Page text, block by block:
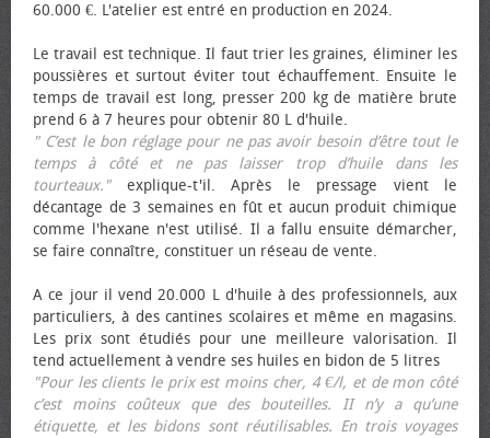
60.000 €. L'atelier est entré en production en 2024.
Le travail est technique. Il faut trier les graines, éliminer les
poussières et surtout éviter tout échauffement. Ensuite le
temps de travail est long, presser 200 kg de matière brute
prend 6 à 7 heures pour obtenir 80 L d'huile.
" C’est le bon réglage pour ne pas avoir besoin d’être tout le
temps à côté et ne pas laisser trop d’huile dans les
tourteaux."explique-t'il. Après le pressage vient le
décantage de 3 semaines en fût et aucun produit chimique
comme l'hexane n'est utilisé. Il a fallu ensuite démarcher,
se faire connaître, constituer un réseau de vente.
A ce jour il vend 20.000 L d'huile à des professionnels, aux
particuliers, à des cantines scolaires et même en magasins.
Les prix sont étudiés pour une meilleure valorisation. Il
tend actuellement à vendre ses huiles en bidon de 5 litres
"Pour les clients le prix est moins cher, 4 €/l, et de mon côté
c’est moins coûteux que des bouteilles. II n’y a qu’une
étiquette, et les bidons sont réutilisables. En trois voyages